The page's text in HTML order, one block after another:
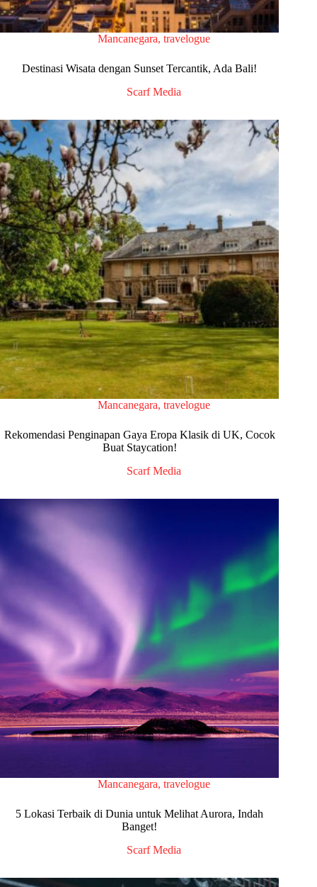
Mancanegara, travelogue
Destinasi Wisata dengan Sunset Tercantik, Ada Bali!
Scarf Media
Mancanegara, travelogue
Rekomendasi Penginapan Gaya Eropa Klasik di UK, Cocok
Buat Staycation!
Scarf Media
Mancanegara, travelogue
5 Lokasi Terbaik di Dunia untuk Melihat Aurora, Indah
Banget!
Scarf Media